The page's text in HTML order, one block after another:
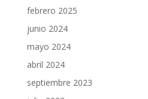
febrero 2025
junio 2024
mayo 2024
abril 2024
septiembre 2023